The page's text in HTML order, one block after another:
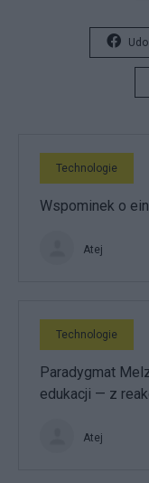
Technologie
Wspominek o
Atej
Technologie
Paradygmat
edukacji — z
Atej